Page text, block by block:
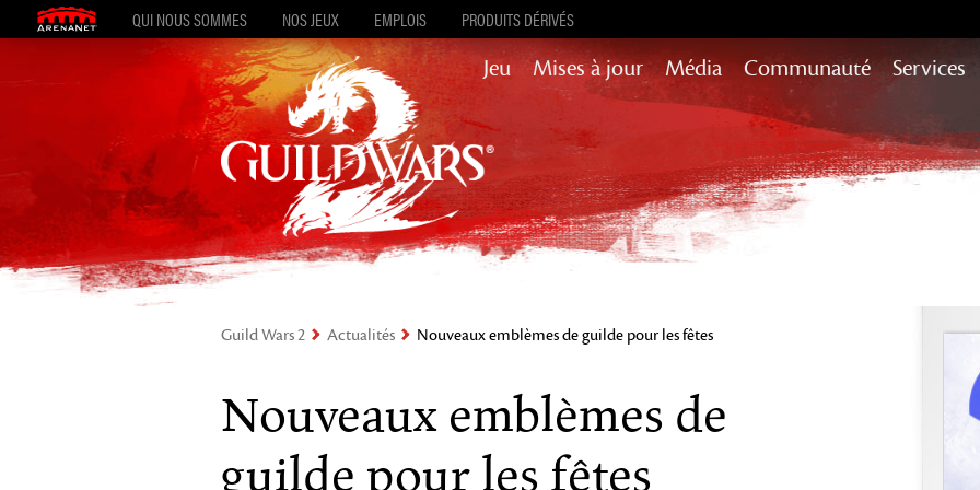
QUI NOUS SOMMES NOS JEUX EMPLOIS PRODUITS DÉRIVÉS
Jeu Mises à jour
Mises à jour de contenu pour l’histoire,
succès et encore plus
Heart of Thorns
Path of Fire
End of Dragons
Janthir Wilds
Média Communauté Services
Guild Wars 2 Actualités Nouveaux emblèmes de guilde pour les fêtes
Nouveaux emblèmes de
guilde pour les fêtes